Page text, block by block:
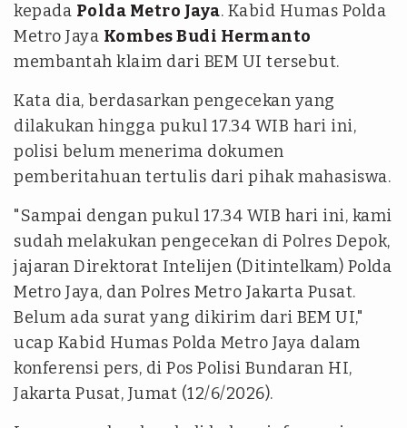
kepada Polda Metro Jaya. Kabid Humas Polda
Metro Jaya Kombes Budi Hermanto
membantah klaim dari BEM UI tersebut.
Kata dia, berdasarkan pengecekan yang
dilakukan hingga pukul 17.34 WIB hari ini,
polisi belum menerima dokumen
pemberitahuan tertulis dari pihak mahasiswa.
"Sampai dengan pukul 17.34 WIB hari ini, kami
sudah melakukan pengecekan di Polres Depok,
jajaran Direktorat Intelijen (Ditintelkam) Polda
Metro Jaya, dan Polres Metro Jakarta Pusat.
Belum ada surat yang dikirim dari BEM UI,"
ucap Kabid Humas Polda Metro Jaya dalam
konferensi pers, di Pos Polisi Bundaran HI,
Jakarta Pusat, Jumat (12/6/2026).